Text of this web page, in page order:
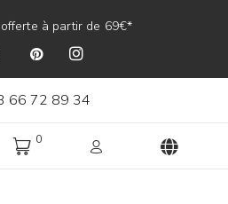
à partir de 69€*
66 72 89 34
0